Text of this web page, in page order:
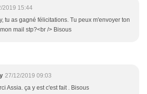
2019 15:44
tu as gagné félicitations. Tu peux m'envoyer ton
mail stp?<br /> Bisous
27/12/2019 09:03
Assia. ça y est c'est fait . Bisous